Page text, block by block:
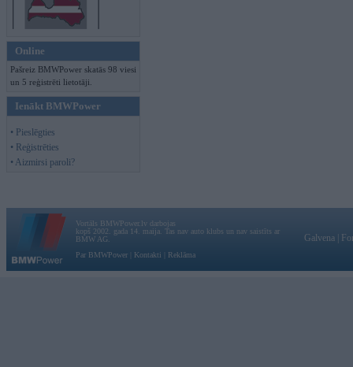
Online
Pašreiz BMWPower skatās 98 viesi
un 5 reģistrēti lietotāji.
Ienākt BMWPower
• Pieslēgties
• Reģistrēties
• Aizmirsi paroli?
Vortāls BMWPower.lv darbojas
kopš 2002. gada 14. maija. Tas nav auto klubs un nav saistīts ar
BMW AG.
Par BMWPower
Kontakti Reklāma
Galvena